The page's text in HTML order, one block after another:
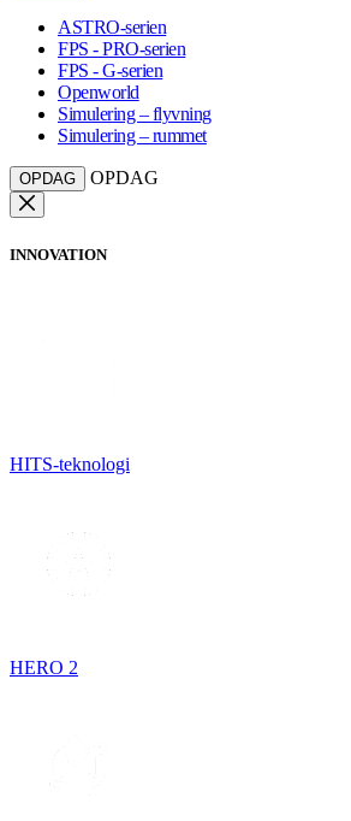
ASTRO-serien
FPS - PRO-serien
FPS - G-serien
Openworld
Simulering – flyvning
Simulering – rummet
OPDAG OPDAG
INNOVATION
HITS-teknologi
HERO 2